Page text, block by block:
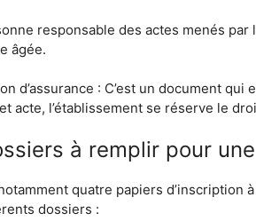
responsable des actes menés
âgée.
d’assurance : C’est un document
acte, l’établissement se réserve le
à remplir pour
quatre papiers d’inscription
dossiers :